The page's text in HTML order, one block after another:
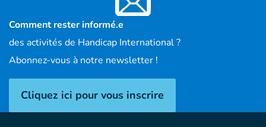
Comment rester informé.e
des activités de Handicap International ?
Abonnez-vous à notre newsletter !
Cliquez ici pour vous inscrire